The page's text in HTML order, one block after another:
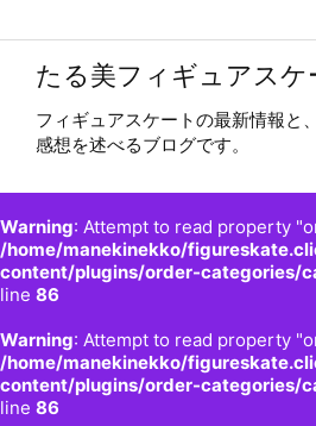
たる美フィギュアスケ
フィギュアスケートの最新情報と
感想を述べるブログです。
Warning: Attempt to read property
/home/manekinekko/
content/plugins/order-categories/
line 86
Warning: Attempt to read property
/home/manekinekko/
content/plugins/order-categories/
line 86